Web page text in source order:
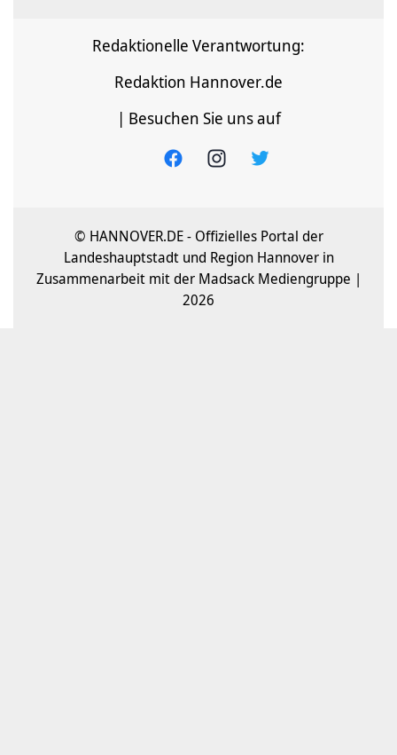
Redaktionelle Verantwortung:
Redaktion Hannover.de
| Besuchen Sie uns auf
© HANNOVER.DE - Offizielles Portal der
Landeshauptstadt und Region Hannover in
Zusammenarbeit mit der Madsack Mediengruppe |
2026